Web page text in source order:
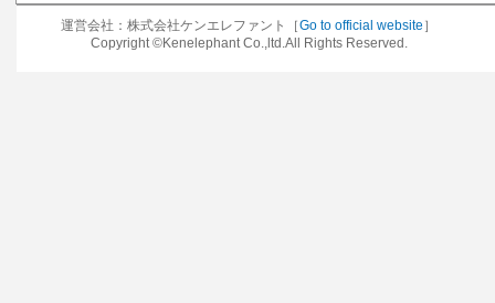
運営会社：株式会社ケンエレファント［Go to official website ］
Copyright ©Kenelephant Co.,ltd.All Rights Reserved.